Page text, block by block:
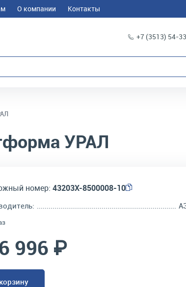
О компании Контакты
+7 (3513) 54-
УРАЛ
номер: 43203Х-8500008-10
996 ₽